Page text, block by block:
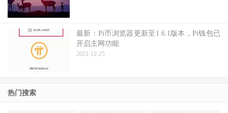
最新：Pi币浏览器更新至1.6.1版本，Pi钱包已
开启主网功能
2021-12-25
热门搜索